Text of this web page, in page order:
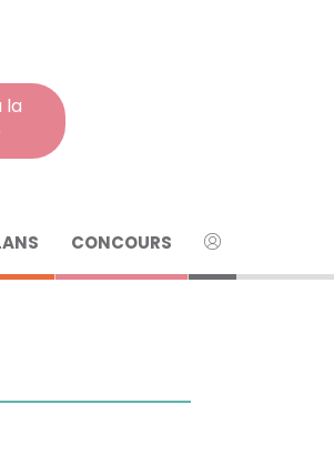
la
CONCOURS